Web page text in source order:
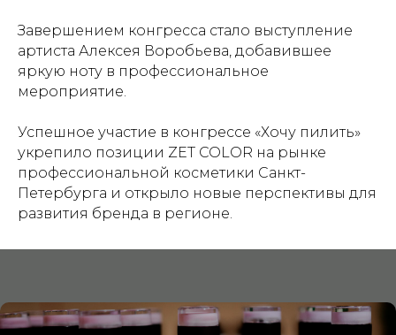
Завершением конгресса стало выступление
артиста Алексея Воробьева, добавившее
яркую ноту в профессиональное
мероприятие.
Успешное участие в конгрессе «Хочу пилить»
укрепило позиции ZET COLOR на рынке
профессиональной косметики Санкт-
Петербурга и открыло новые перспективы для
развития бренда в регионе.